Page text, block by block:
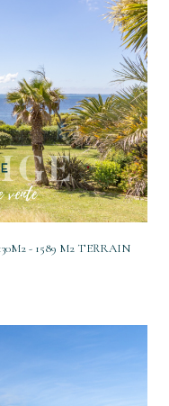
- 1589 M2 TERRAIN